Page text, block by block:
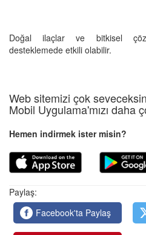
Doğal ilaçlar ve bitkisel
desteklemede etkili olabilir.
Web sitemizi çok
Mobil Uygulama'mızı daha
Hemen indirmek ister misin?
Paylaş:
Facebook'ta Paylaş